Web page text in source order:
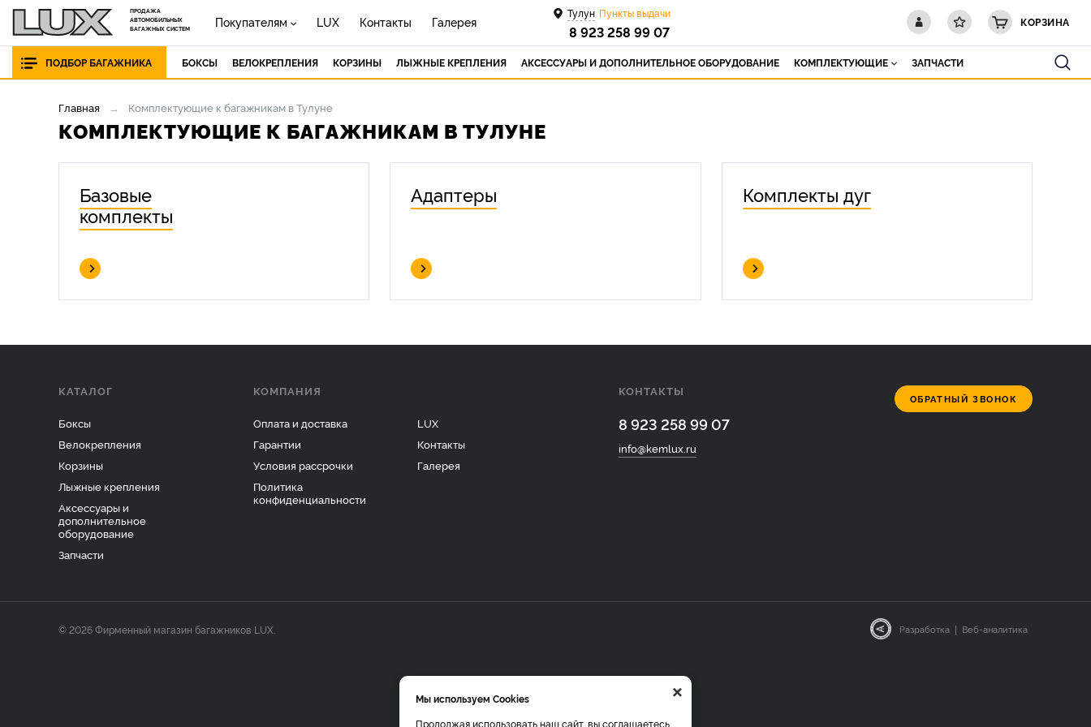
ПРОДАЖА
АВТОМОБИЛЬНЫХ
БАГАЖНЫХ СИСТЕМ
КОРЗИНА
Тулун Пункты выдачи
8 923 258 99 07
Покупателям LUX Контакты Галерея
ПОДБОР БАГАЖНИКА БОКСЫ ВЕЛОКРЕПЛЕНИЯ КОРЗИНЫ ЛЫЖНЫЕ КРЕПЛЕНИЯ АКСЕССУАРЫ И ДОПОЛНИТЕЛЬНОЕ ОБОРУДОВАНИЕ КОМПЛЕКТУЮЩИЕ ЗАПЧАСТИ
Главная Комплектующие к багажникам в Тулуне
КОМПЛЕКТУЮЩИЕ К БАГАЖНИКАМ В ТУЛУНЕ
Базовые
комплекты
Адаптеры Комплекты дуг
КАТАЛОГ
Боксы
Велокрепления
Корзины
Лыжные крепления
Аксессуары и
дополнительное
оборудование
Запчасти
КОМПАНИЯ
Оплата и доставка
Гарантии
Условия рассрочки
Политика
конфиденциальности
LUX
Контакты
Галерея
КОНТАКТЫ
8 923 258 99 07
info@kemlux.ru
ОБРАТНЫЙ ЗВОНОК
© 2026 Фирменный магазин багажников LUX. Разработка | Веб-аналитика
×
Мы используем Cookies
Продолжая использовать наш сайт, вы соглашаетесь